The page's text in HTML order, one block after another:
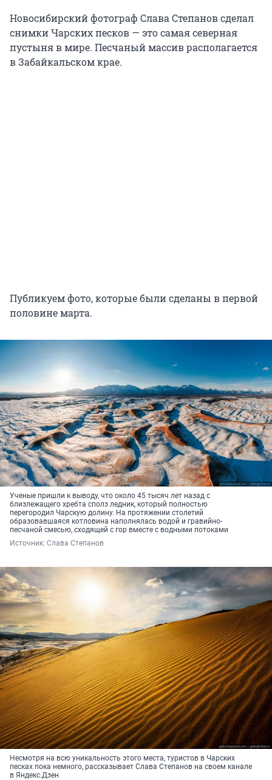
Новосибирский фотограф Слава Степанов сделал
снимки Чарских песков — это самая северная
пустыня в мире. Песчаный массив располагается
в Забайкальском крае.
Публикуем фото, которые были сделаны в первой
половине марта.
Ученые пришли к выводу, что около 45 тысяч лет назад с
близлежащего хребта сполз ледник, который полностью
перегородил Чарскую долину. На протяжении столетий
образовавшаяся котловина наполнялась водой и гравийно-
песчаной смесью, сходящей с гор вместе с водными потоками
Источник: Слава Степанов
Несмотря на всю уникальность этого места, туристов в Чарских
песках пока немного, рассказывает Слава Степанов на своем канале
в Яндекс.Дзен